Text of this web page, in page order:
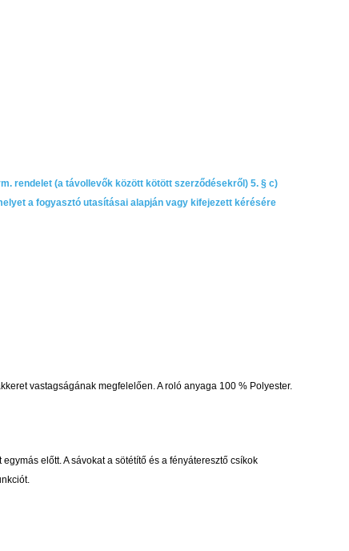
rendelet (a távollevők között kötött szerződésekről) 5. § c)
a fogyasztó utasításai alapján vagy kifejezett kérésére
vastagságának megfelelően. A roló anyaga 100 % Polyester.
előtt. A sávokat a sötétítő és a fényáteresztő csíkok